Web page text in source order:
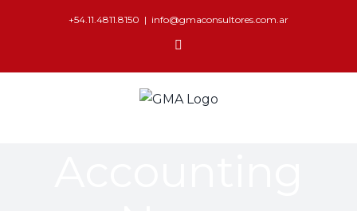
+54.11.4811.8150 | info@gmaconsultores.com.ar